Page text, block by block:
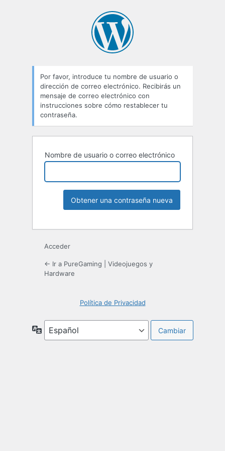
Por favor, introduce tu nombre de usuario o
dirección de correo electrónico. Recibirás un
mensaje de correo electrónico con
instrucciones sobre cómo restablecer tu
contraseña.
Nombre de usuario o correo electrónico
Acceder
← Ir a PureGaming | Videojuegos y
Hardware
Política de Privacidad
Idioma